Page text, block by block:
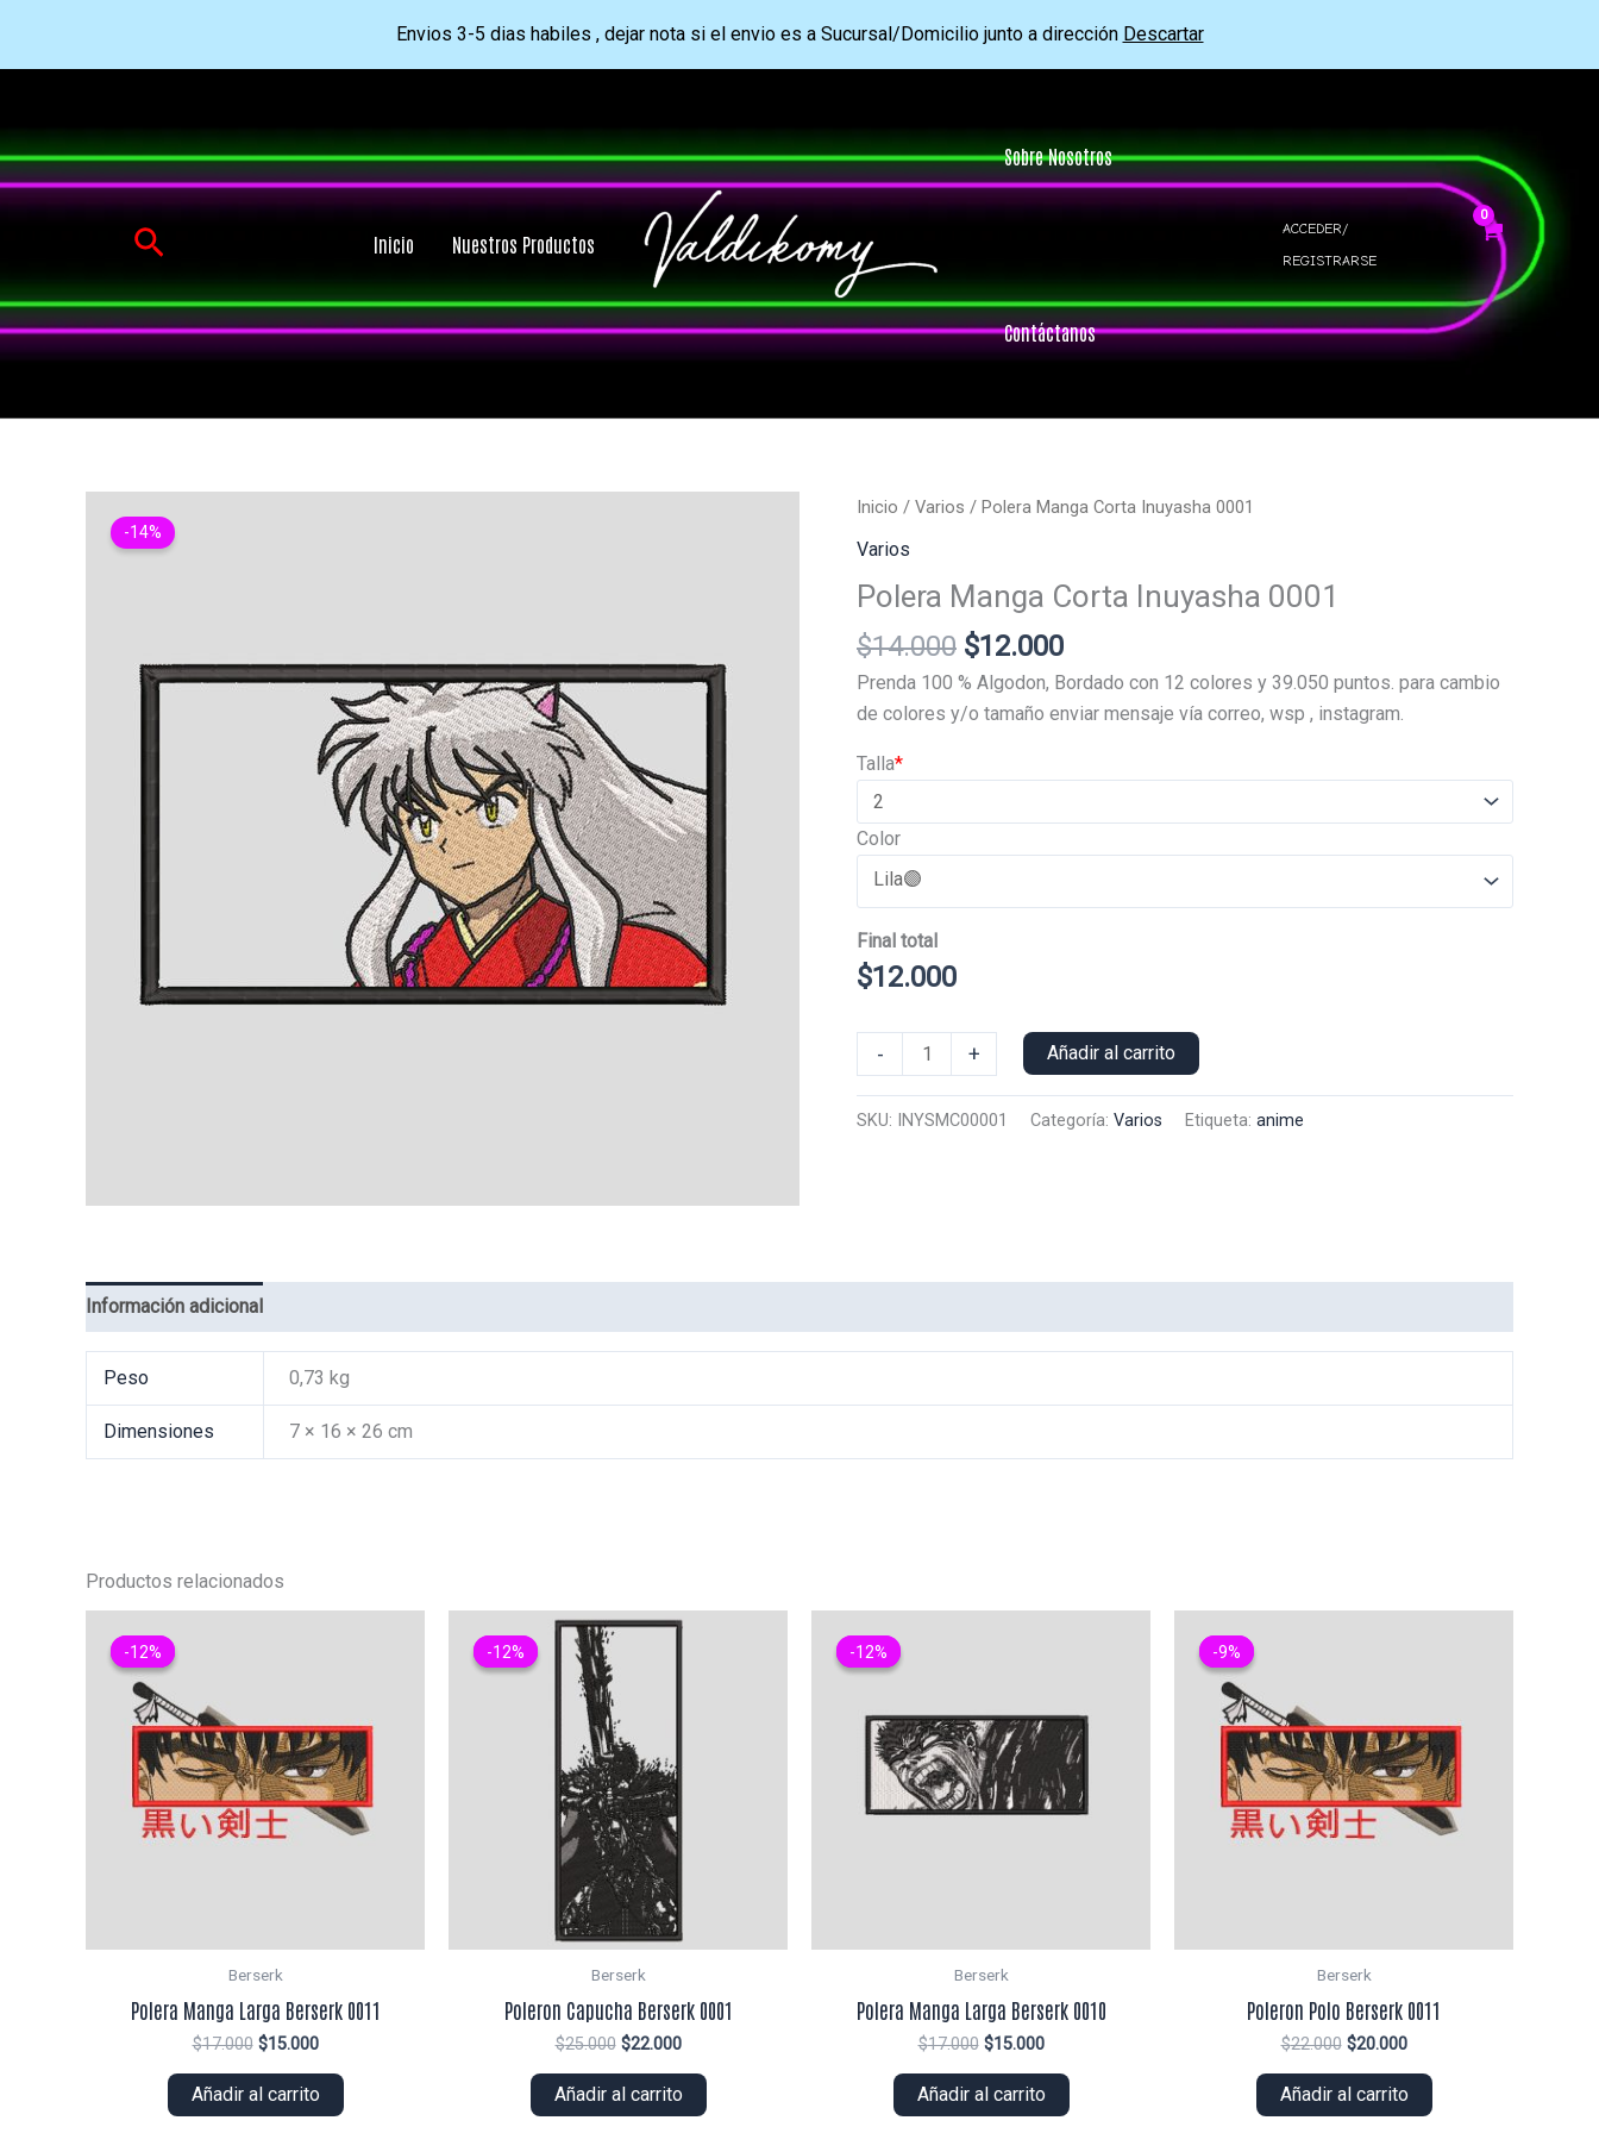
Envios 3-5 dias habiles , dejar nota si el envio es a Sucursal/Domicilio junto a dirección Descartar
contenido
Buscar Inicio Nuestros Productos
Sobre Nosotros
Contáctanos
ACCEDER/
REGISTRARSE
-14%
Inicio / Varios / Polera Manga Corta Inuyasha 0001
Varios
Polera Manga Corta Inuyasha 0001
$14.000 El
precio
original
$12.000El
precio
actual
Prenda 100 % Algodon, Bordado con 12 colores y 39.050 puntos. para cambio
de colores y/o tamaño enviar mensaje vía correo, wsp , instagram.
*
Talla
Color
Final total
$12.000
-
Manga
Corta
+ Añadir al carrito
SKU: INYSMC00001 Categoría: Varios Etiqueta: anime
Información adicional
Peso 0,73 kg
Dimensiones 7 × 16 × 26 cm
Productos relacionados
-12%
-12%
Berserk
Polera Manga Larga Berserk 0011
$17.000 El
original
era:
$15.000El
actual
es:
Añadir al carrito
-12%
-12%
Berserk
Poleron Capucha Berserk 0001
$25.000 El
original
era:
$22.000El
actual
es:
Añadir al carrito
-12%
-12%
Berserk
Polera Manga Larga Berserk 0010
$17.000 El
original
era:
$15.000El
actual
es:
Añadir al carrito
-9%
-9%
Berserk
Poleron Polo Berserk 0011
$22.000 El
original
era:
$20.000El
actual
es:
Añadir al carrito